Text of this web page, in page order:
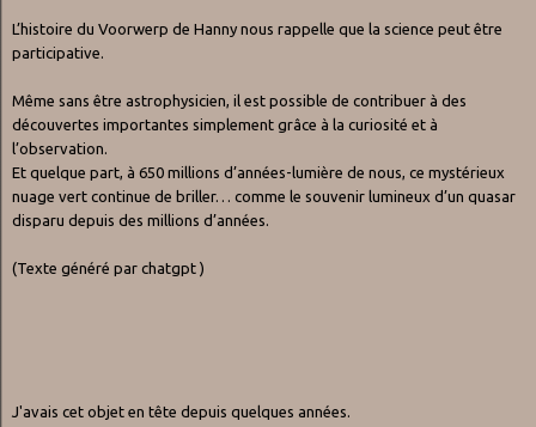
L’histoire du Voorwerp de Hanny nous rappelle que la science peut être
participative.
Même sans être astrophysicien, il est possible de contribuer à des
découvertes importantes simplement grâce à la curiosité et à
l’observation.
Et quelque part, à 650 millions d’années-lumière de nous, ce mystérieux
nuage vert continue de briller… comme le souvenir lumineux d’un quasar
disparu depuis des millions d’années.
(Texte généré par chatgpt )
J'avais cet objet en tête depuis quelques années.